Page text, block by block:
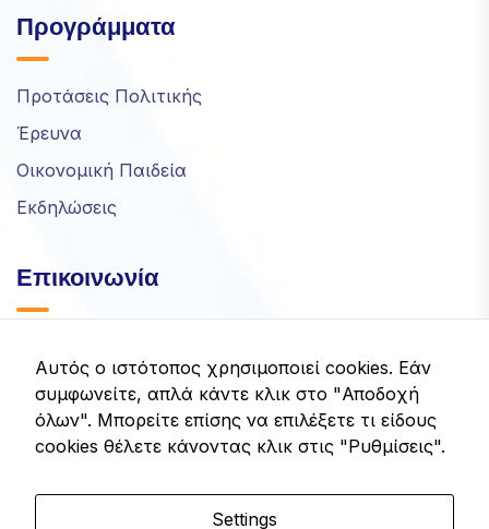
Προγράμματα
Προτάσεις Πολιτικής
Έρευνα
Οικονομική Παιδεία
Εκδηλώσεις
Επικοινωνία
Λεωφ. Κηφισίας 32, Μαρούσι, Ελλάδα
Αυτός ο ιστότοπος χρησιμοποιεί cookies. Εάν
συμφωνείτε, απλά κάντε κλικ στο "Αποδοχή
όλων". Μπορείτε επίσης να επιλέξετε τι είδους
cookies θέλετε κάνοντας κλικ στις "Ρυθμίσεις".
Settings